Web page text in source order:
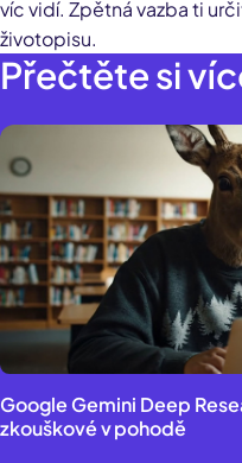
víc vidí. Zpětná vazba ti
životopisu.
Přečtěte si
Google Gemini Deep
zkouškové v pohodě